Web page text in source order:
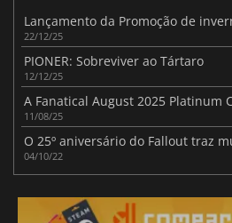
22/12/25
PIONER: Sobreviver ao Tártaro
12/12/25
11/08/25
O 25º aniversário do Fallout traz
04/10/22